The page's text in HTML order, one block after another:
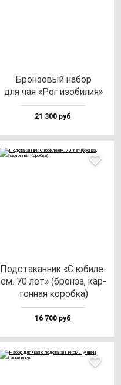
Брон­зо­вый на­бор
для чая «Рог изо­би­лия»
21 300 руб
Под­ста­кан­ник «С юби­ле­
ем. 70 лет» (брон­за, кар­
тон­ная ко­роб­ка)
16 700 руб